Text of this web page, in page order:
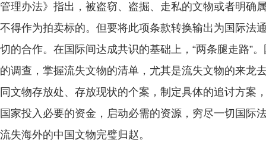
管理办法》指出，被盗窃、盗掘、走私的文物或者明确
不得作为拍卖标的。但要将此项条款转换输出为国际法
切的合作。在国际间达成共识的基础上，“两条腿走路”
的调查，掌握流失文物的清单，尤其是流失文物的来龙
同文物存放处、存放现状的个案，制定具体的追讨方案
国家投入必要的资金，启动必需的资源，穷尽一切国际
流失海外的中国文物完璧归赵。